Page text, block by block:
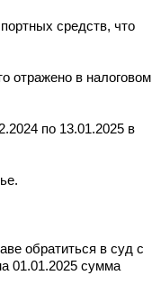
средств, что
отражено в налоговом
по 13.01.2025 в
обратиться в суд с
01.01.2025 сумма